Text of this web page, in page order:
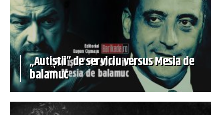
„Autiștii” de serviciu versus Mesia de
balamuc